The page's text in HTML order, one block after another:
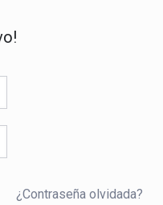
¿Contraseña olvidada?